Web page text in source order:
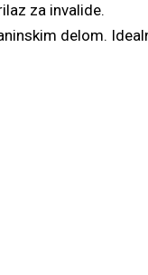
za invalide.
delom.